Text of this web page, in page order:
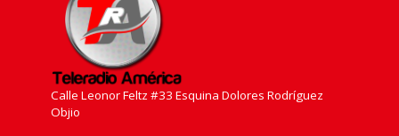
Calle Leonor Feltz #33 Esquina Dolores Rodríguez
Objio